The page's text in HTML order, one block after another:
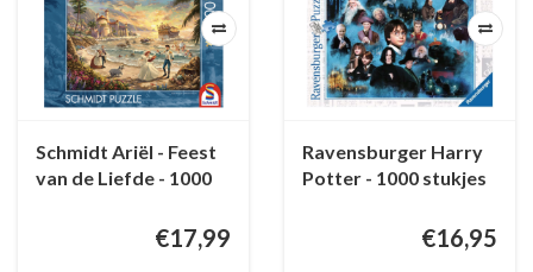
Schmidt Ariël - Feest
van de Liefde - 1000
€17,99
Ravensburger Harry
Potter - 1000 stukjes
€16,95